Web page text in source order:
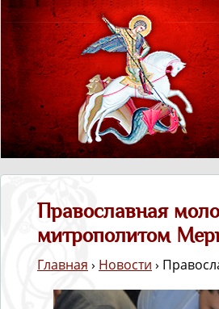
Православная
митрополитом
Главная › Новости ›